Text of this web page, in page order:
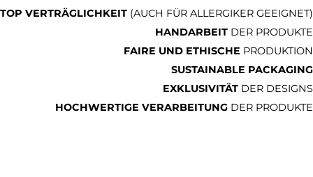
TOP VERTRÄGLICHKEIT (AUCH FÜR ALLERGIKER GEEIGNET)
HANDARBEIT DER PRODUKTE
FAIRE UND ETHISCHE PRODUKTION
SUSTAINABLE PACKAGING
EXKLUSIVITÄT DER DESIGNS
HOCHWERTIGE VERARBEITUNG DER PRODUKTE